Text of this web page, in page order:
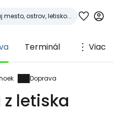
Terminál Viac
Doprava
letiska
do
cestovateľov